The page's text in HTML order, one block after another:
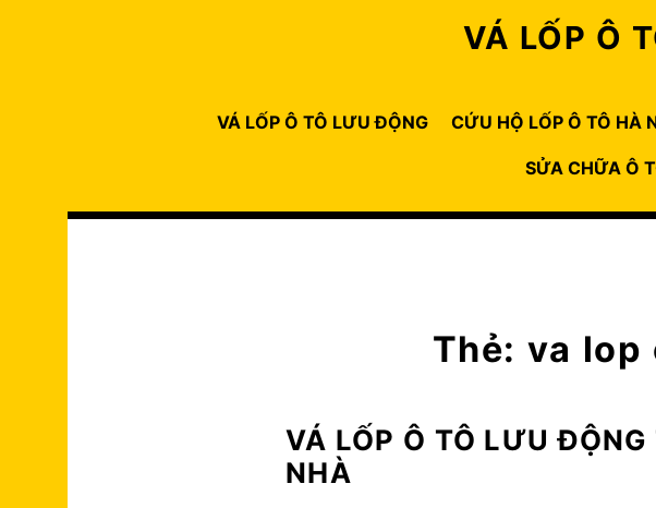
VÁ LỐP Ô
VÁ LỐP Ô TÔ LƯU ĐỘNG CỨU HỘ LỐP Ô TÔ HÀ
SỬA CHỮA Ô
Thẻ: va lop
VÁ LỐP Ô TÔ LƯU ĐỘNG
NHÀ